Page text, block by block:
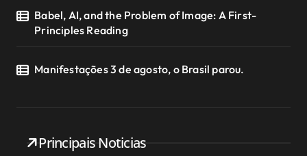
Babel, AI, and the Problem of Image: A First-
Principles Reading
Manifestações 3 de agosto, o Brasil parou.
Principais Noticias